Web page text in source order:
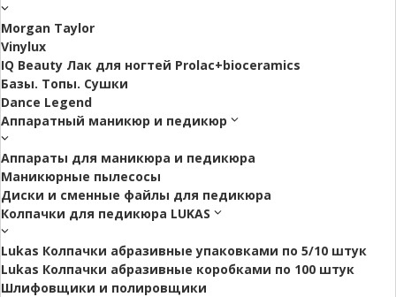
Morgan Taylor
Vinylux
IQ Beauty Лак для ногтей Prolac+bioceramics
Базы. Топы. Сушки
Dance Legend
Аппаратный маникюр и педикюр
Аппараты для маникюра и педикюра
Маникюрные пылесосы
Диски и сменные файлы для педикюра
Колпачки для педикюра LUKAS
Lukas Колпачки абразивные упаковками по 5/10 штук
Lukas Колпачки абразивные коробками по 100 штук
Шлифовщики и полировщики